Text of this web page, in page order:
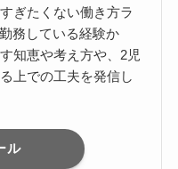
ぎたくない働き方ラ
務している経験か
知恵や考え方や、2児
上での工夫を発信し
ル